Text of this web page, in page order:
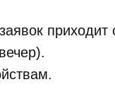
приходит